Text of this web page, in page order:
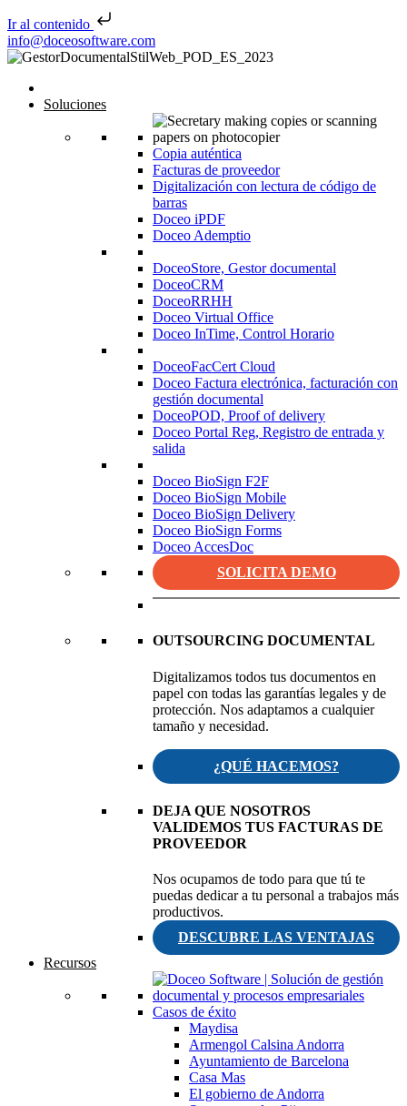
Ir al contenido
Saltar al contenido
info@doceosoftware.com
Soluciones
Copia auténtica
Facturas de proveedor
Digitalización con lectura de código de
barras
Doceo iPDF
Doceo Ademptio
DoceoStore, Gestor documental
DoceoCRM
DoceoRRHH
Doceo Virtual Office
Doceo InTime, Control Horario
DoceoFacCert Cloud
Doceo Factura electrónica, facturación con
gestión documental
DoceoPOD, Proof of delivery
Doceo Portal Reg, Registro de entrada y
salida
Doceo BioSign F2F
Doceo BioSign Mobile
Doceo BioSign Delivery
Doceo BioSign Forms
Doceo AccesDoc
SOLICITA DEMO
OUTSOURCING DOCUMENTAL
Digitalizamos todos tus documentos en
papel con todas las garantías legales y de
protección. Nos adaptamos a cualquier
tamaño y necesidad.
¿QUÉ HACEMOS?
DEJA QUE NOSOTROS
VALIDEMOS TUS FACTURAS DE
PROVEEDOR
Nos ocupamos de todo para que tú te
puedas dedicar a tu personal a trabajos más
productivos.
DESCUBRE LAS VENTAJAS
Recursos
Casos de éxito
Maydisa
Armengol Calsina Andorra
Ayuntamiento de Barcelona
Casa Mas
El gobierno de Andorra